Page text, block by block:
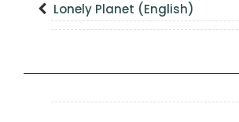
Lonely Planet (English)